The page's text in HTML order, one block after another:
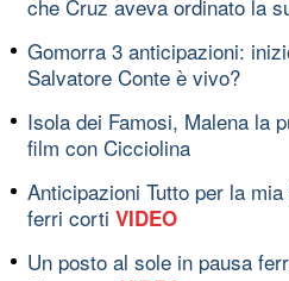
che Cruz aveva ordinato la
Gomorra 3 anticipazioni:
Salvatore Conte è vivo?
Isola dei Famosi, Malena la
film con Cicciolina
Anticipazioni Tutto per la
ferri corti VIDEO
Un posto al sole in pausa